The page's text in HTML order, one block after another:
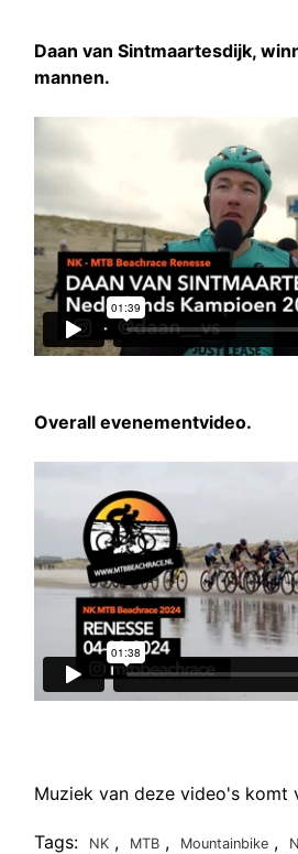
Daan van Sintmaartesdijk,
mannen.
Overall evenementvideo.
Muziek van deze video's komt
Tags: NK , MTB , Mountainbike ,